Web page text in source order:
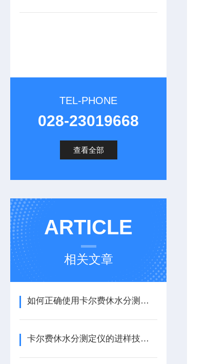
TEL-PHONE
028-23019668
查看全部
ARTICLE
相关文章
如何正确使用卡尔费休水分测定仪？
卡尔费休水分测定仪的进样技巧与滴定终点判断